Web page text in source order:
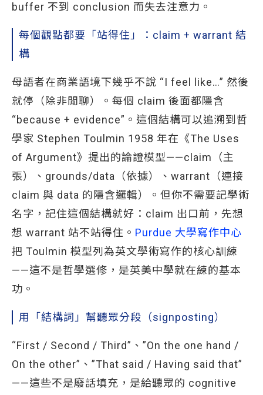
buffer 不到 conclusion 而失去注意力。
每個觀點都要「站得住」：claim + warrant 結
構
母語者在商業語境下幾乎不說 “I feel like…” 然後
就停（除非閒聊）。每個 claim 後面都隱含
“because + evidence”。這個結構可以追溯到哲
學家 Stephen Toulmin 1958 年在《The Uses
of Argument》提出的論證模型——claim（主
張）、grounds/data（依據）、warrant（連接
claim 與 data 的隱含邏輯）。但你不需要記學術
名字，記住這個結構就好：claim 出口前，先想
想 warrant 站不站得住。 Purdue 大學寫作中心
把 Toulmin 模型列為英文學術寫作的核心訓練
——這不是哲學選修，是英美中學就在練的基本
功。
用「結構詞」幫聽眾分段（signposting）
“First / Second / Third”、”On the one hand /
On the other”、”That said / Having said that”
——這些不是廢話填充，是給聽眾的 cognitive